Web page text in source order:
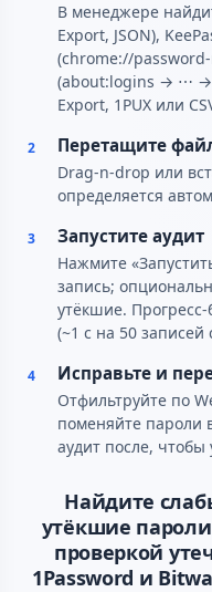
В менеджере
Export, JSON),
(chrome://
(about:logins → ⋯ →
Export, 1PUX или
2 Перетащите
Drag-n-drop или
определяется
3 Запустите аудит
Нажмите
запись;
утёкшие.
(~1 с на 50 записей
4 Исправьте и
Отфильтруйте по
поменяйте пароли
аудит после, чтобы
Найдите
утёкшие
проверкой
1Password и